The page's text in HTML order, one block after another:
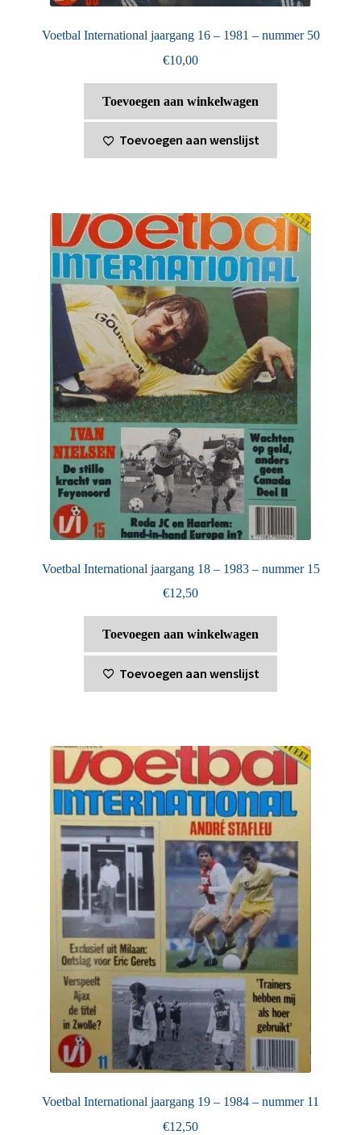
Voetbal International jaargang 16 – 1981 – nummer 50
€10,00
Toevoegen aan winkelwagen
Toevoegen aan wenslijst
Voetbal International jaargang 18 – 1983 – nummer 15
€12,50
Toevoegen aan winkelwagen
Toevoegen aan wenslijst
Voetbal International jaargang 19 – 1984 – nummer 11
€12,50